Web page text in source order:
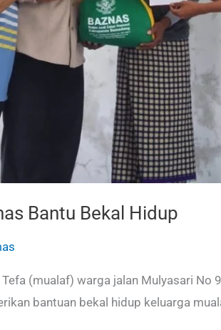
Bantu Bekal Hidup
(mualaf) warga jalan Mulyasari No
bantuan bekal hidup keluarga